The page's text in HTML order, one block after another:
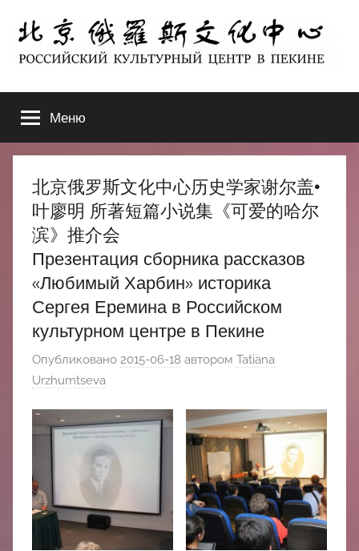
содержимому
北
京
俄
罗
斯
文
化
中
心
ЦЕНТР
В
ПЕКИНЕ
Меню
北京俄罗斯文化中心历史学家谢尔盖•
叶廖明 所著短篇小说集《可爱的哈尔
滨》推介会
Презентация сборника рассказов
«Любимый Харбин» историка
Сергея Еремина в Российском
культурном центре в Пекине
Опубликовано 2015-06-18 автором Tatiana
Urzhumtseva